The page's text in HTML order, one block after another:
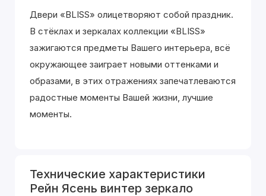
Двери «BLISS» олицетворяют собой праздник.
В стёклах и зеркалах коллекции «BLISS»
зажигаются предметы Вашего интерьера, всё
окружающее заиграет новыми оттенками и
образами, в этих отражениях запечатлеваются
радостные моменты Вашей жизни, лучшие
моменты.
Технические характеристики
Рейн Ясень винтер зеркало